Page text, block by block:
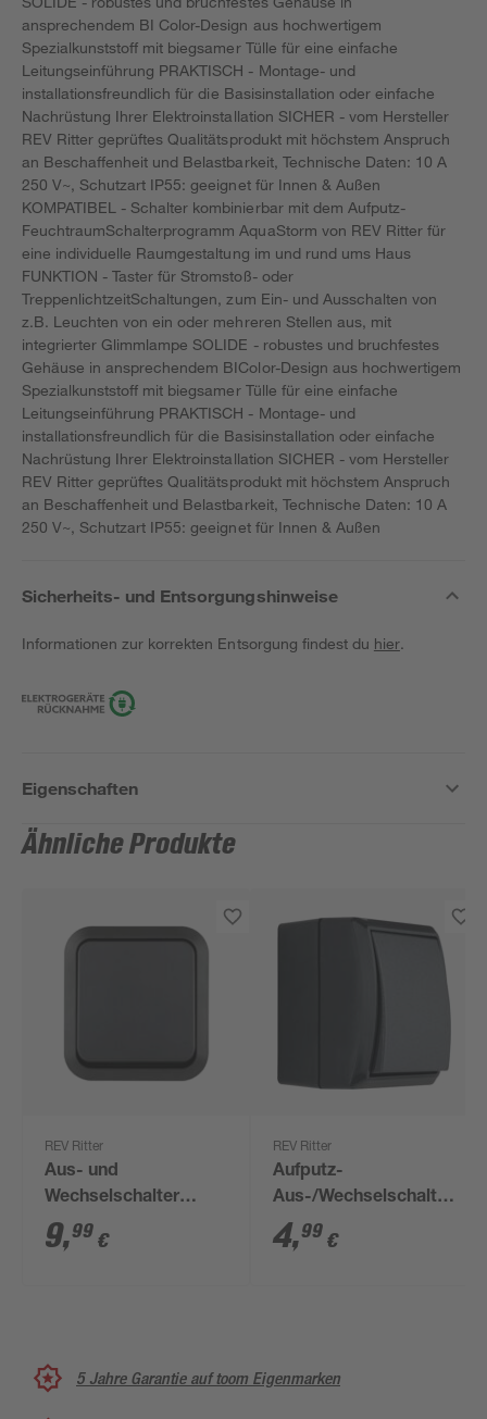
ansprechendem BI Color-Design aus hochwertigem
Spezialkunststoff mit biegsamer Tülle für eine einfache
Leitungseinführung PRAKTISCH - Montage- und
installationsfreundlich für die Basisinstallation oder einfache
Nachrüstung Ihrer Elektroinstallation SICHER - vom Hersteller
REV Ritter geprüftes Qualitätsprodukt mit höchstem Anspruch
an Beschaffenheit und Belastbarkeit, Technische Daten: 10 A
250 V~, Schutzart IP55: geeignet für Innen & Außen
KOMPATIBEL - Schalter kombinierbar mit dem Aufputz-
FeuchtraumSchalterprogramm AquaStorm von REV Ritter für
eine individuelle Raumgestaltung im und rund ums Haus
FUNKTION - Taster für Stromstoß- oder
TreppenlichtzeitSchaltungen, zum Ein- und Ausschalten von
z.B. Leuchten von ein oder mehreren Stellen aus, mit
integrierter Glimmlampe SOLIDE - robustes und bruchfestes
Gehäuse in ansprechendem BIColor-Design aus hochwertigem
Spezialkunststoff mit biegsamer Tülle für eine einfache
Leitungseinführung PRAKTISCH - Montage- und
installationsfreundlich für die Basisinstallation oder einfache
Nachrüstung Ihrer Elektroinstallation SICHER - vom Hersteller
REV Ritter geprüftes Qualitätsprodukt mit höchstem Anspruch
an Beschaffenheit und Belastbarkeit, Technische Daten: 10 A
250 V~, Schutzart IP55: geeignet für Innen & Außen
Sicherheits- und Entsorgungshinweise
Informationen zur korrekten Entsorgung findest du hier.
Eigenschaften
Ähnliche Produkte
REV Ritter
Aus- und
Wechselschalter
'Aquastorm' grau
9,99 €
REV Ritter
Aufputz-
Aus-/Wechselschalter
'AquaForm' anthrazit
4,99 €
5 Jahre Garantie auf toom Eigenmarken